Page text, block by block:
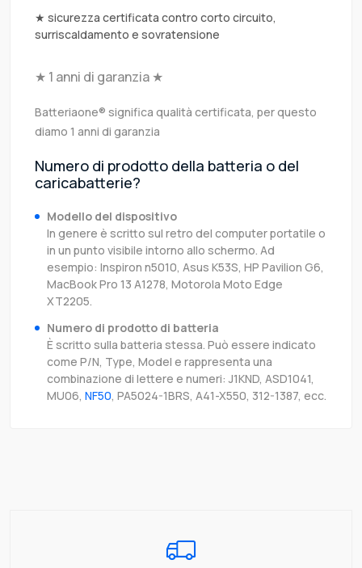
★ sicurezza certificata contro corto circuito,
surriscaldamento e sovratensione
★ 1 anni di garanzia ★
Batteriaone® significa qualità certificata, per questo
diamo 1 anni di garanzia
Numero di prodotto della batteria o del
caricabatterie?
Modello del dispositivo
In genere è scritto sul retro del computer portatile o
in un punto visibile intorno allo schermo. Ad
esempio: Inspiron n5010, Asus K53S, HP Pavilion G6,
MacBook Pro 13 A1278, Motorola Moto Edge
XT2205.
Numero di prodotto di batteria
È scritto sulla batteria stessa. Può essere indicato
come P/N, Type, Model e rappresenta una
combinazione di lettere e numeri: J1KND, ASD1041,
MU06, NF50, PA5024-1BRS, A41-X550, 312-1387, ecc.